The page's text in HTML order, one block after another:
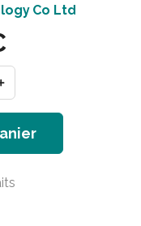
Co Ltd